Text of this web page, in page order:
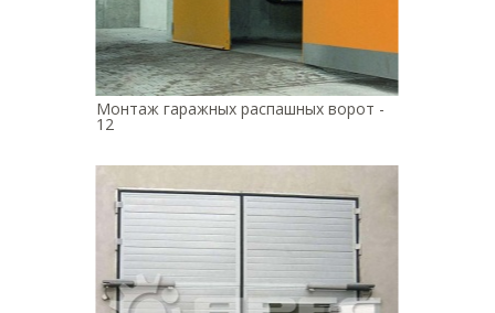
Монтаж гаражных распашных ворот -
12